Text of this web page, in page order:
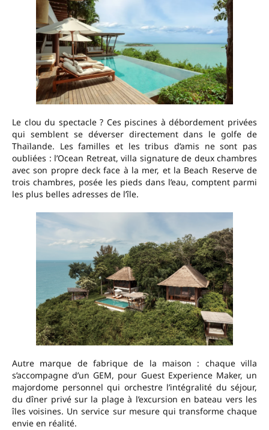
Le clou du spectacle ? Ces piscines à débordement privées
qui semblent se déverser directement dans le golfe de
Thaïlande. Les familles et les tribus d’amis ne sont pas
oubliées : l’Ocean Retreat, villa signature de deux chambres
avec son propre deck face à la mer, et la Beach Reserve de
trois chambres, posée les pieds dans l’eau, comptent parmi
les plus belles adresses de l’île.
Autre marque de fabrique de la maison : chaque villa
s’accompagne d’un GEM, pour Guest Experience Maker, un
majordome personnel qui orchestre l’intégralité du séjour,
du dîner privé sur la plage à l’excursion en bateau vers les
îles voisines. Un service sur mesure qui transforme chaque
envie en réalité.